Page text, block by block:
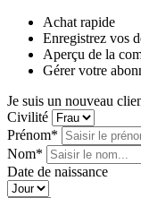
Achat rapide
Enregistrez vos
Aperçu de la
Gérer votre
Je suis un nouveau
Civilité
Prénom*
Nom*
Date de naissance